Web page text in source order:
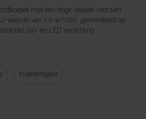
met een hoge isolatie voorzien
waarde van 1.0 w/m2K. gemonteerd op
24V en LED verlichting.
Insektengaas